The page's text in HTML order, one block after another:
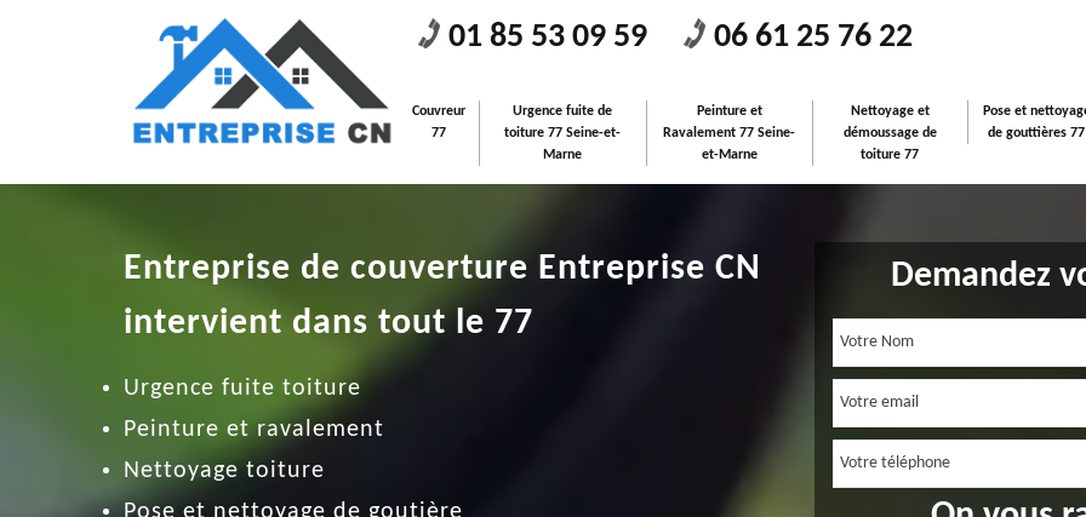
01 85 53 09 59 06 61 25 76 22
Couvreur
77
Urgence fuite de
toiture 77 Seine-et-
Marne
Peinture et
Ravalement 77 Seine-
et-Marne
Nettoyage et
démoussage de
toiture 77
Pose et
de gouttières 77
Entreprise de couverture Entreprise CN
intervient dans tout le 77
Urgence fuite toiture
Peinture et ravalement
Nettoyage toiture
Pose et nettoyage de goutière
Demandez